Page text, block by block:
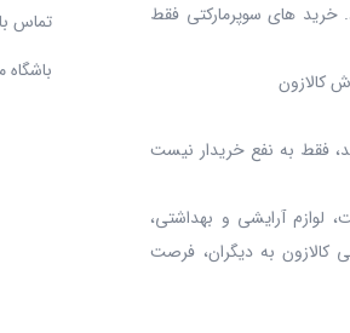
خرید های سوپرمارکتی فقط
کالازون
فقط به نفع خریدار نیست
لوازم آرایشی و بهداشتی،
کالازون به دیگران، فرصت
تماس